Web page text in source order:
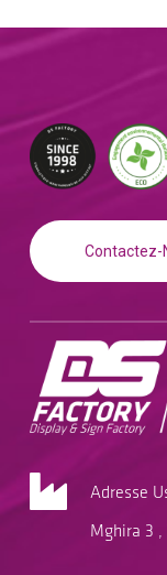
Contactez-
Adresse
Mghira 3 ,